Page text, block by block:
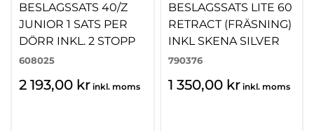
BESLAGSSATS 40/Z
JUNIOR 1 SATS PER
DÖRR INKL. 2 STOPP
608025
2 193,00 kr inkl. moms
BESLAGSSATS LITE 60
RETRACT (FRÄSNING)
INKL SKENA SILVER
790376
1 350,00 kr inkl. moms